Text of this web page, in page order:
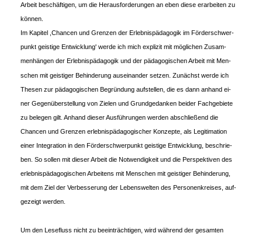
Arbeit beschäftigen, um die Herausforderungen an eben diese erarbeiten zu
können.
Im Kapitel ,Chancen und Grenzen der Erlebnispädagogik im Förderschwer-
punkt geistige Entwicklung' werde ich mich explizit mit möglichen Zusam-
menhängen der Erlebnispädagogik und der pädagogischen Arbeit mit Men-
schen mit geistiger Behinderung auseinander setzen. Zunächst werde ich
Thesen zur pädagogischen Begründung aufstellen, die es dann anhand ei-
ner Gegenüberstellung von Zielen und Grundgedanken beider Fachgebiete
zu belegen gilt. Anhand dieser Ausführungen werden abschließend die
Chancen und Grenzen erlebnispädagogischer Konzepte, als Legitimation
einer Integration in den Förderschwerpunkt geistige Entwicklung, beschrie-
ben. So sollen mit dieser Arbeit die Notwendigkeit und die Perspektiven des
erlebnispädagogischen Arbeitens mit Menschen mit geistiger Behinderung,
mit dem Ziel der Verbesserung der Lebenswelten des Personenkreises, auf-
gezeigt werden.
Um den Lesefluss nicht zu beeinträchtigen, wird während der gesamten